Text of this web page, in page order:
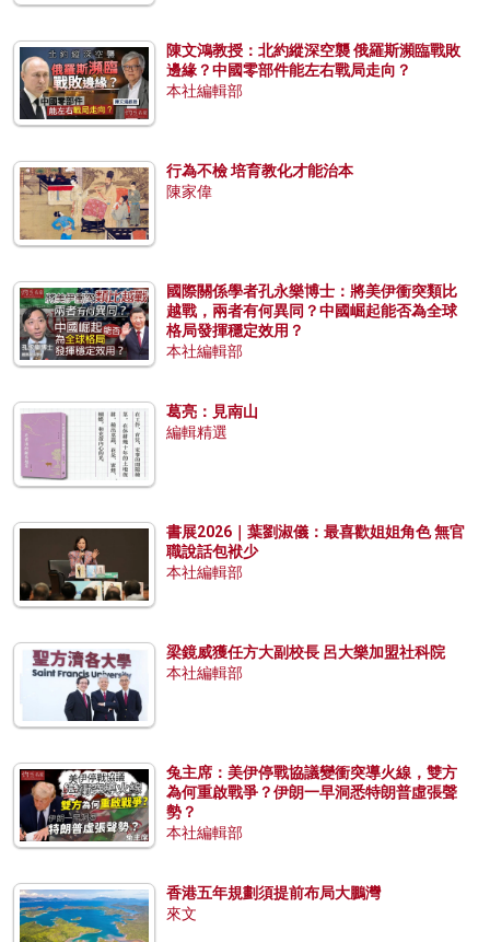
陳文鴻教授：北約縱深空襲 俄羅斯瀕臨戰敗
邊緣？中國零部件能左右戰局走向？
本社編輯部
行為不檢 培育教化才能治本
陳家偉
國際關係學者孔永樂博士：將美伊衝突類比
越戰，兩者有何異同？中國崛起能否為全球
格局發揮穩定效用？
本社編輯部
葛亮：見南山
編輯精選
書展2026｜葉劉淑儀：最喜歡姐姐角色 無官
職說話包袱少
本社編輯部
梁鏡威獲任方大副校長 呂大樂加盟社科院
本社編輯部
兔主席：美伊停戰協議變衝突導火線，雙方
為何重啟戰爭？伊朗一早洞悉特朗普虛張聲
勢？
本社編輯部
香港五年規劃須提前布局大鵬灣
來文